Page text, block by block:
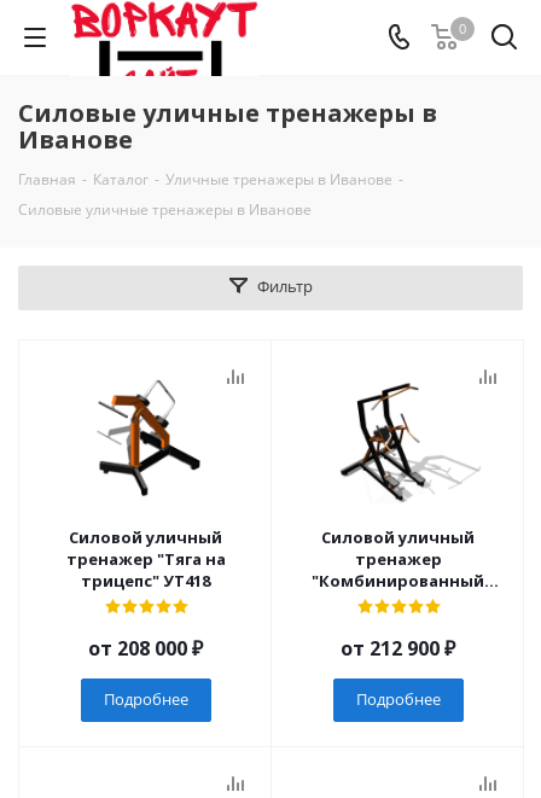
0
Силовые уличные тренажеры в
Иванове
Главная - Каталог - Уличные тренажеры в Иванове -
Силовые уличные тренажеры в Иванове
Фильтр
Силовой уличный
тренажер "Тяга на
трицепс" УТ418
от 208 000 ₽
Подробнее
Силовой уличный
тренажер
"Комбинированный
станок" УТ416
от 212 900 ₽
Подробнее